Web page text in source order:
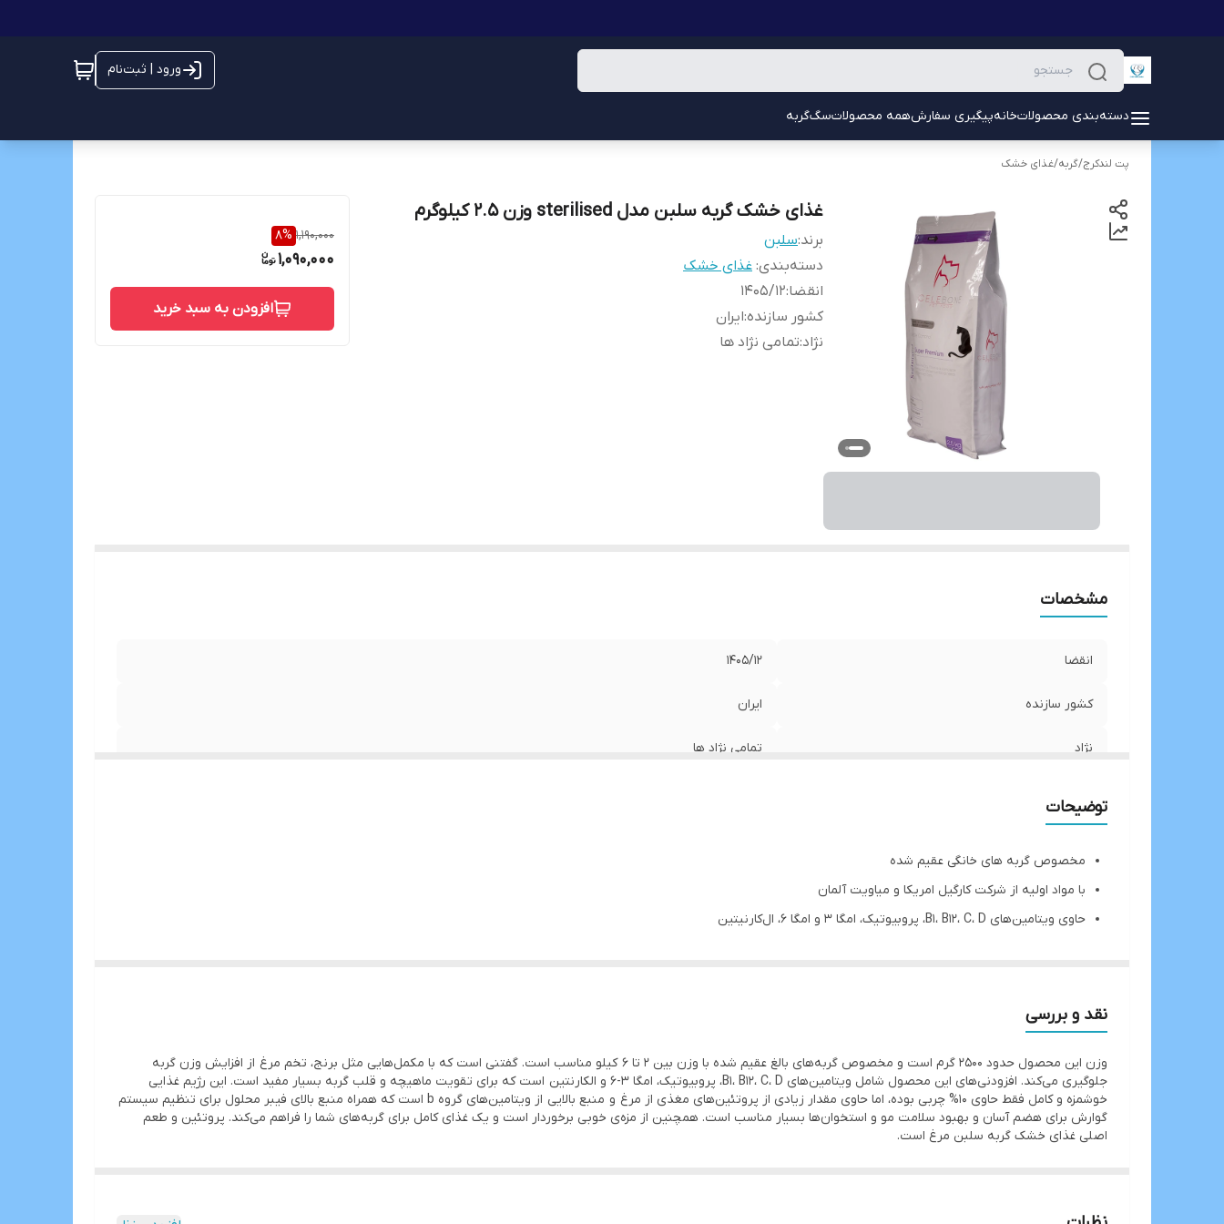
ورود | ثبت‌نام
دسته‌بندی محصولاتخانهپیگیری سفارشهمه محصولاتسگگربه
پت لندکرج/گربه/غذای خشک
غذای خشک گربه سلبن مدل sterilised وزن 2.5 کیلوگرم
برند:سلبن
دسته‌بندی: غذای خشک
انقضا:
1405/12
کشور سازنده:ایران
نژاد:تمامی نژاد ها
1,190,000
8%
1,090,000
افزودن به سبد خرید
مشخصات
انقضا 1405/12
کشور سازنده ایران
نژاد تمامی نژاد ها
توضیحات
مخصوص گربه های خانگی عقیم شده
با مواد اولیه از شرکت کارگیل امریکا و میاویت آلمان
حاوی ویتامین‌های B1، B12، C، D، پروبیوتیک، امگا 3 و امگا 6، ال‌کارنیتین
هضم آسان
نقد و بررسی
وزن این محصول حدود 2500 گرم است و مخصوص گربه‌های بالغ عقیم شده با وزن بین 2 تا 6 کیلو مناسب است. گفتنی است که با مکمل‌هایی مثل برنج، تخم مرغ از افزایش وزن گربه
جلوگیری می‌کند. افزودنی‌های این محصول شامل ویتامین‌های B1، B12، C، D، پروبیوتیک، امگا 3-6 و الکارنتین است که برای تقویت ماهیچه و قلب گربه بسیار مفید است. این رژیم غذایی
خوشمزه و کامل فقط حاوی 10% چربی بوده، اما حاوی مقدار زیادی از پروتئین‌های مغذی از مرغ و منبع بالایی از ویتامین‌های گروه b است که همراه منبع بالای فیبر محلول برای تنظیم سیستم
گوارش برای هضم آسان و بهبود سلامت مو و استخوان‌ها بسیار مناسب است. همچنین از مزه‌ی خوبی برخوردار است و یک غذای کامل برای گربه‌های شما را فراهم می‌کند. پروتئین و طعم
اصلی غذای خشک گربه سلبن مرغ است.